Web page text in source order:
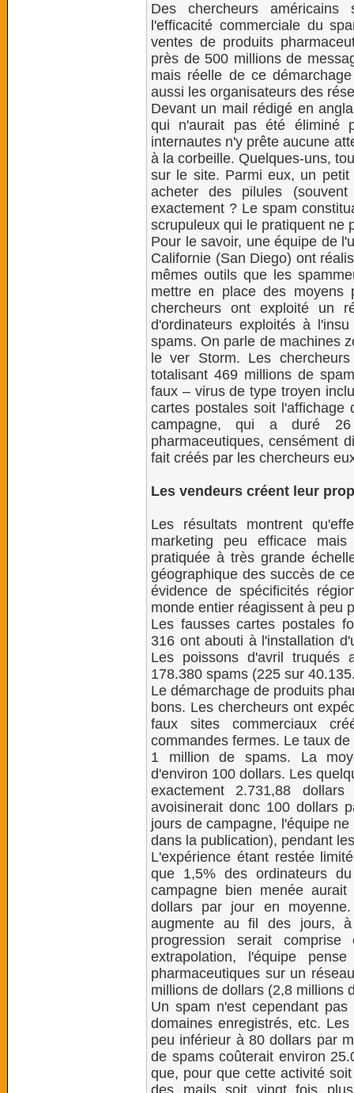
Des chercheurs
l'efficacité commerciale du
ventes de produits
près de 500 millions de
mais réelle de ce
aussi les organisateurs des
Devant un mail rédigé en
qui n'aurait pas été éliminé
internautes n'y prête aucune
à la corbeille. Quelques-uns,
sur le site. Parmi eux, un
acheter des pilules
exactement ? Le spam
scrupuleux qui le pratiquent ne
Pour le savoir, une équipe de
Californie (San Diego) ont
mêmes outils que les
mettre en place des moyens
chercheurs ont exploité un
d'ordinateurs exploités à
spams. On parle de machines
le ver Storm. Les
totalisant 469 millions de
faux – virus de type troyen
cartes postales soit l'affichage
campagne, qui a duré 26
pharmaceutiques, censément
fait créés par les chercheurs
Les vendeurs créent leur
Les résultats montrent
marketing peu efficace
pratiquée à très grande
géographique des succès de
évidence de spécificités
monde entier réagissent à peu
Les fausses cartes postales
316 ont abouti à l'installation
Les poissons d'avril truqués
178.380 spams (225 sur
Le démarchage de produits
bons. Les chercheurs ont
faux sites commerciaux
commandes fermes. Le taux
1 million de spams. La
d'environ 100 dollars. Les
exactement 2.731,88
avoisinerait donc 100 dollars
jours de campagne, l'équipe
dans la publication), pendant
L'expérience étant restée
que 1,5% des ordinateurs
campagne bien menée
dollars par jour en
augmente au fil des jours,
progression serait
extrapolation, l'équipe
pharmaceutiques sur un
millions de dollars (2,8 millions
Un spam n'est cependant
domaines enregistrés, etc.
peu inférieur à 80 dollars par
de spams coûterait environ
que, pour que cette activité
des mails soit vingt fois